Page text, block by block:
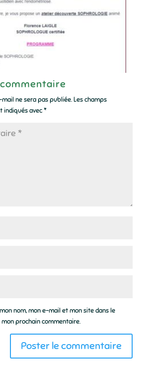
ne sera pas publiée. Les champs
indiqués avec*
nom, mon e-mail et mon site dans le
prochain commentaire.